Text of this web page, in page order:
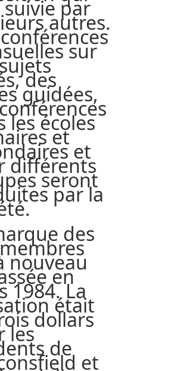
suivie par
autres.
sur
des
guidées,
les écoles
et
et
différents
seront
par la
des
nouveau
en
1984. La
était
dollars
les
de
et